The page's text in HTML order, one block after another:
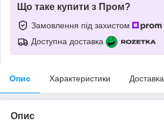
Що таке купити з Пром?
Замовлення під захистом
Доступна доставка
Опис Характеристики Доставка
Опис